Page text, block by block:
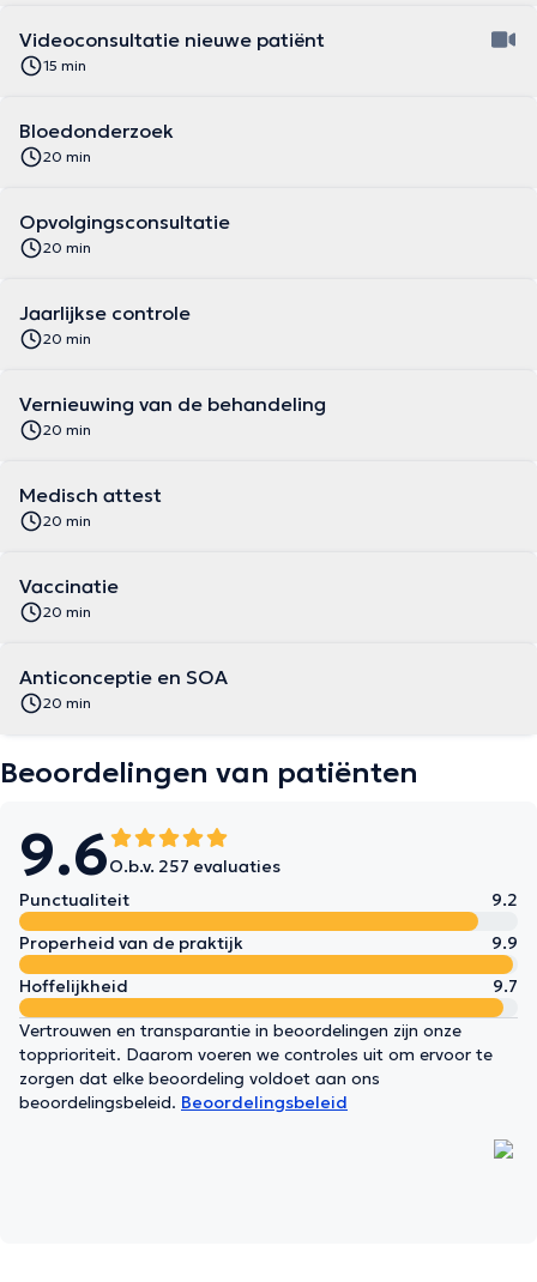
Videoconsultatie nieuwe patiënt
15 min
Bloedonderzoek
20 min
Opvolgingsconsultatie
20 min
Jaarlijkse controle
20 min
Vernieuwing van de behandeling
20 min
Medisch attest
20 min
Vaccinatie
20 min
Anticonceptie en SOA
20 min
Beoordelingen van patiënten
9.6O.b.v. 257 evaluaties
Punctualiteit
9.2
Properheid van de praktijk
9.9
Hoffelijkheid
9.7
Vertrouwen en transparantie in beoordelingen zijn onze
topprioriteit. Daarom voeren we controles uit om ervoor te
zorgen dat elke beoordeling voldoet aan ons
beoordelingsbeleid. Beoordelingsbeleid